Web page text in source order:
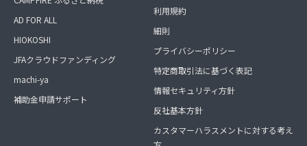
AD FOR ALL
HIOKOSHI
JFAクラウドファンディング
machi-ya
補助金申請サポート
利用規約
細則
プライバシーポリシー
特定商取引法に基づく表記
情報セキュリティ方針
反社基本方針
カスタマーハラスメントに対する考え